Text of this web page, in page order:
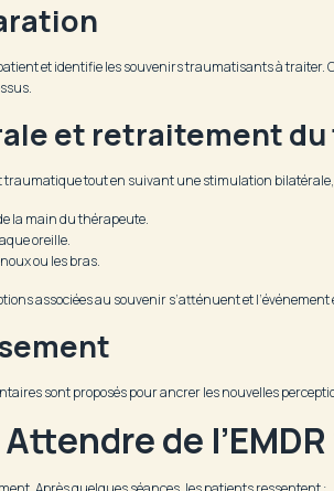
et identifie les souvenirs traumatisants à
et retraitement
traumatique tout en suivant une stimulation
la main du thérapeute.
oreille.
ou les bras.
associées au souvenir s’atténuent et
sont proposés pour ancrer les nouvelles
de l’EMDR